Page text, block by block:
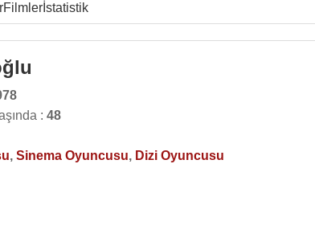
Filmlerİstatistik
: 48
, Sinema Oyuncusu, Dizi Oyuncusu